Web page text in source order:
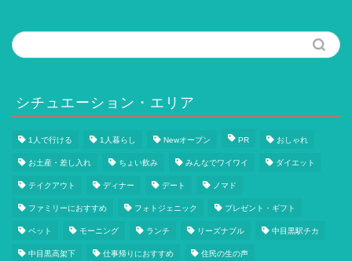
一
覧
シチュエーション・エリア
1人で行ける 1人暮らし Newオープン PR おしゃれ
お土産・差し入れ ちょい飲み みんなでワイワイ ダイエット
テイクアウト ディナー デート ノマド
ファミリーにおすすめ フォトジェニック プレゼント・ギフト
ペット モーニング ランチ リーズナブル 中目黒駅チカ
中目黒高架下 仕事帰りにおすすめ 住民の生の声